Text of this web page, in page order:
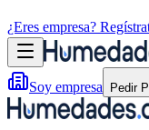
¿Eres empresa?
Soy empresa Pedir